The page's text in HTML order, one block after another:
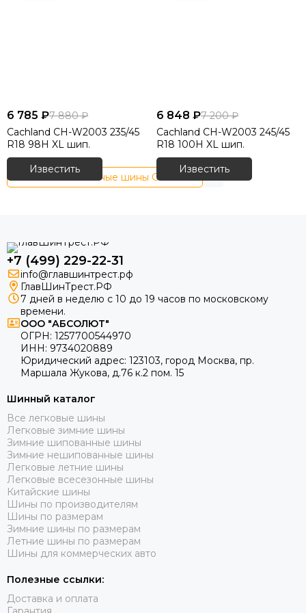
6 785 ₽7 880 ₽
Cachland CH-W2003 235/45
R18 98H XL шип.
Известить
6 848 ₽7 200 ₽
Cachland CH-W2003 245/45
R18 100H XL шип.
Известить
Зимние шипованные шины Cachland
+7 (499) 229-22-31
info@главшинтрест.рф
ГлавШинТрест.РФ
7 дней в неделю с 10 до 19 часов по московскому
времени.
ООО "АБСОЛЮТ"
ОГРН: 1257700544970
ИНН: 9734020889
Юридический адрес: 123103, город Москва, пр.
Маршала Жукова, д.76 к.2 пом. 15
Шинный каталог
Все легковые шины
Легковые зимние шины
Зимние шипованные шины
Зимние нешипованные шины
Легковые летние шины
Легковые всесезонные шины
Китайские шины
Шины по производителям
Шины по размерам
Зимние шины по размерам
Летние шины по размерам
Шины для коммерческих авто
Полезные ссылки:
Доставка и оплата